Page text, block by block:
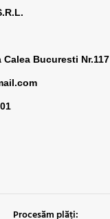
Bucuresti Nr.117
Procesăm plăți: